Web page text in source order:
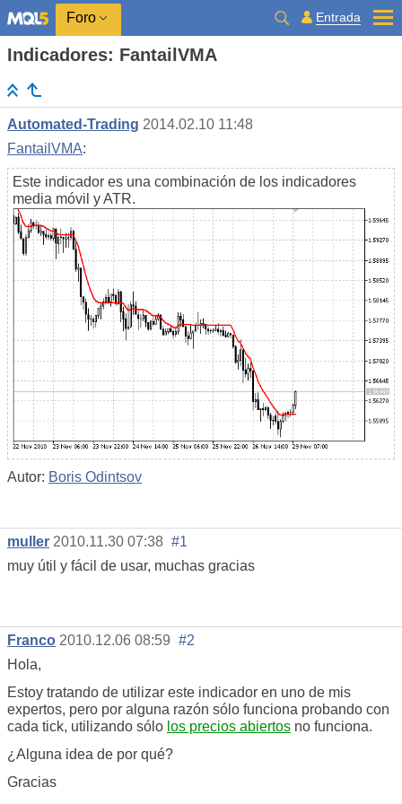
Foro Entrada
Indicadores: FantailVMA
Automated-Trading 2014.02.10 11:48
FantailVMA:
Este indicador es una combinación de los indicadores
media móvil y ATR.
Autor: Boris Odintsov
muller 2010.11.30 07:38 #1
muy útil y fácil de usar, muchas gracias
Franco 2010.12.06 08:59 #2
Hola,
Estoy tratando de utilizar este indicador en uno de mis
expertos, pero por alguna razón sólo funciona probando con
cada tick, utilizando sólo los precios abiertos no funciona.
¿Alguna idea de por qué?
Gracias